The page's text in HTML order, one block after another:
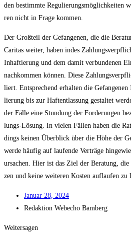
den bestimm­te Regu­lie­rungs­mög­lich­kei­ten
ren nicht in Fra­ge kommen.
Der Groß­teil der Gefan­ge­nen, die die
Cari­tas wei­ter, haben indes
Inhaf­tie­rung und dem damit ver­bun­de­nen
nach­kom­men kön­nen. Die­se
liert. Ent­spre­chend erhal­ten die
lie­rung bis zur Haft­ent­las­sung gestal­tet
der Fäl­le eine Stun­dung der For­de­run­gen
lungs-Lösung. In vie­len Fäl­len haben die
dings kei­nen Über­blick über die Höhe der
wer­de häu­fig auf lau­fen­de Ver­trä­ge
ur­sa­chen. Hier ist das Ziel der Bera­tung,
zen und kei­ne wei­te­ren Kos­ten auf­lau­fen zu
Janu­ar 28, 2024
Redak­ti­on Web­echo Bamberg
Weitersagen